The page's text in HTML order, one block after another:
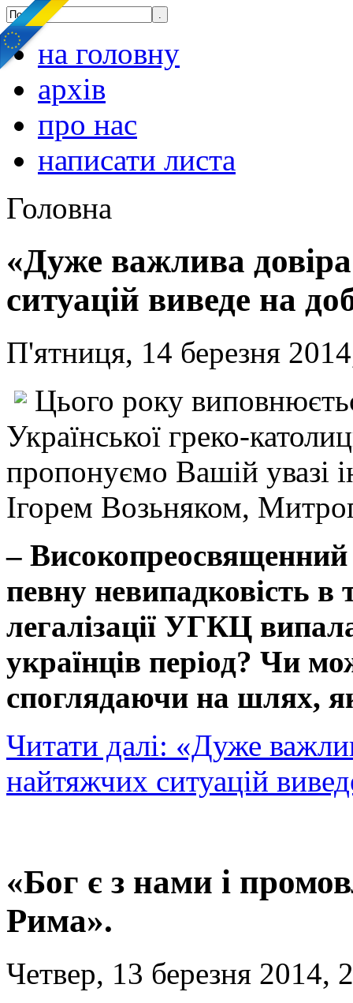
на головну
архів
про нас
написати листа
Головна
«Дуже важлива
ситуацій виведе на
П'ятниця, 14 березня
Цього року
Української греко-
пропонуємо Вашій увазі
Ігорем Возьняком,
–
певну невипадковість
легалізації УГКЦ
українців період? Чи
споглядаючи на шлях,
Читати далі: «Дуже
найтяжчих ситуацій
«Бог є з нами і
Рима».
Четвер, 13 березня 2014,